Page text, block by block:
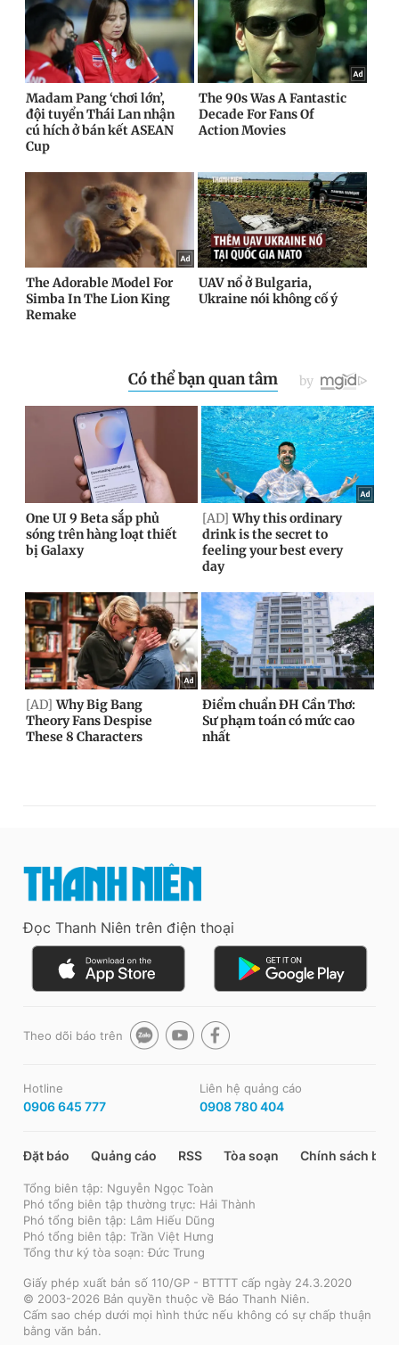
Đọc Thanh Niên trên điện thoại
Theo dõi báo trên
Hotline
0906 645 777
Liên hệ quảng cáo
0908 780 404
Đặt báo Quảng cáo RSS Tòa soạn Chính sách bảo
Tổng biên tập: Nguyễn Ngọc Toàn
Phó tổng biên tập thường trực: Hải Thành
Phó tổng biên tập: Lâm Hiếu Dũng
Phó tổng biên tập: Trần Việt Hưng
Tổng thư ký tòa soạn: Đức Trung
Giấy phép xuất bản số 110/GP - BTTTT cấp ngày 24.3.2020
© 2003-2026 Bản quyền thuộc về Báo Thanh Niên.
Cấm sao chép dưới mọi hình thức nếu không có sự chấp thuận
bằng văn bản.